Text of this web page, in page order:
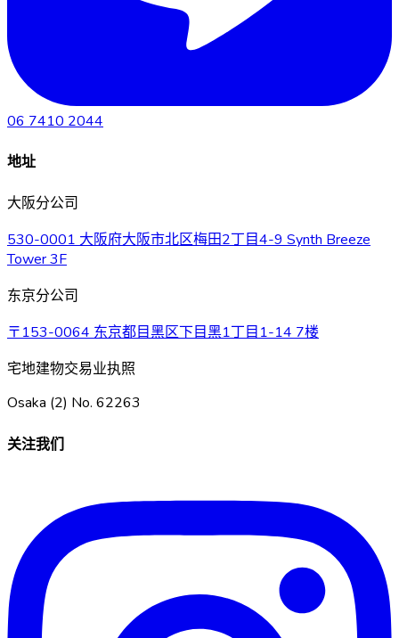
06 7410 2044
地址
大阪分公司
530-0001 大阪府大阪市北区梅田2丁目4-9 Synth Breeze
Tower 3F
东京分公司
〒153-0064 东京都目黑区下目黑1丁目1-14 7楼
宅地建物交易业执照
Osaka (2) No. 62263
关注我们